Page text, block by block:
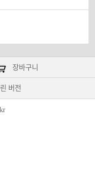
장바구니
버전